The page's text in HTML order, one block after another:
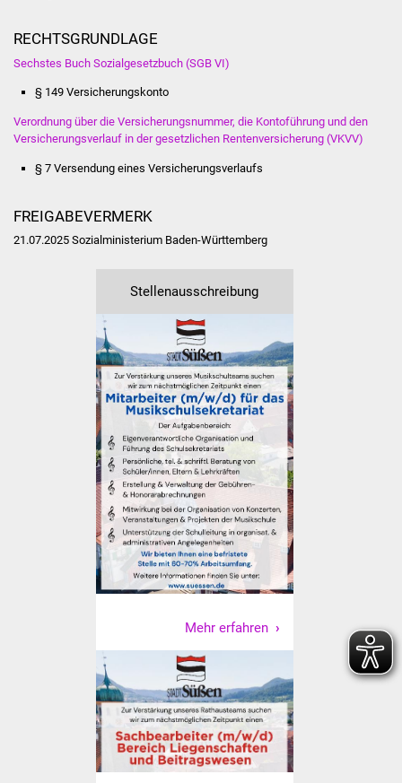
Erlebnisregion
Schwäbischer Albtrauf
Senioren
Stadtseniorenrat
Sommerwochen für
Ältere
Seniorenwohn- und
Pflegeheim
Familien
Familientreff
Kinder und Jugendliche
Schülerferienprogramm
Migration und Integration
Freundeskreis Asyl
Ukraine-Hilfe
RECHTSGRUNDLAGE
Sechstes Buch Sozialgesetzbuch (SGB VI)
§ 149Versicherungskonto
Verordnung über die Versicherungsnummer, die Kontoführung und den
Versicherungsverlauf in der gesetzlichen Rentenversicherung (VKVV)
§ 7 Versendung eines Versicherungsverlaufs
FREIGABEVERMERK
21.07.2025Sozialministerium Baden-Württemberg
Stellenausschreibung
Mehr erfahren